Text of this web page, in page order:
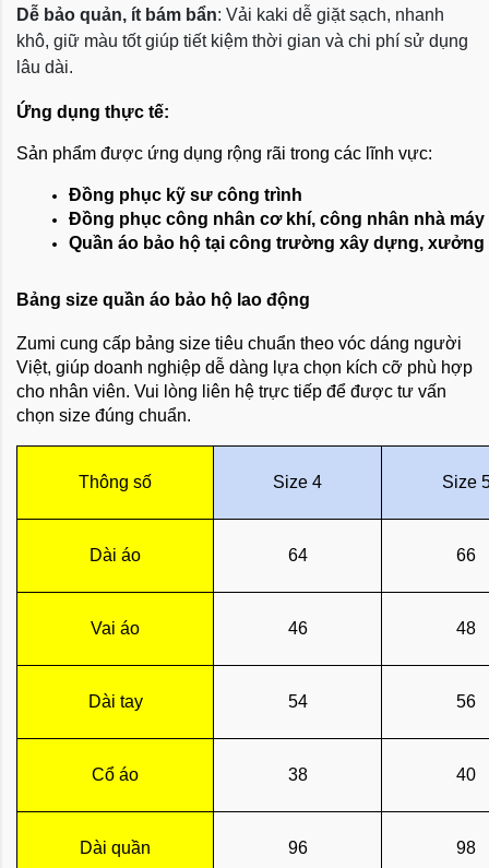
Dễ bảo quản, ít bám bẩn: Vải kaki dễ giặt sạch, nhanh
khô, giữ màu tốt giúp tiết kiệm thời gian và chi phí sử dụng
lâu dài.
Ứng dụng thực tế:
Sản phẩm được ứng dụng rộng rãi trong các lĩnh vực:
Đồng phục kỹ sư công trình
Đồng phục công nhân cơ khí, công nhân nhà máy
Quần áo bảo hộ tại công trường xây dựng, xưởng
Bảng size quần áo bảo hộ lao động
Zumi cung cấp bảng size tiêu chuẩn theo vóc dáng người
Việt, giúp doanh nghiệp dễ dàng lựa chọn kích cỡ phù hợp
cho nhân viên. Vui lòng liên hệ trực tiếp để được tư vấn
chọn size đúng chuẩn.
Thông số Size 4 Size
Dài áo 64 66
Vai áo 46 48
Dài tay 54 56
Cổ áo 38 40
Dài quần 96 98